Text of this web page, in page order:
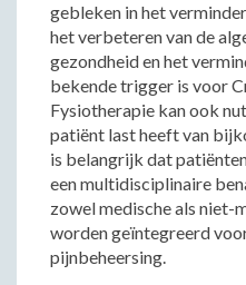
gebleken in het
het verbeteren van de
gezondheid en het
bekende trigger is voor
Fysiotherapie kan ook
patiënt last heeft van
is belangrijk dat
een multidisciplinaire
zowel medische als niet-
worden geïntegreerd
pijnbeheersing.